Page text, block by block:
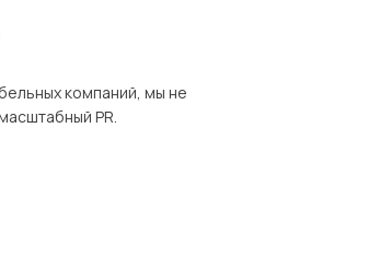
компаний, мы не
PR.